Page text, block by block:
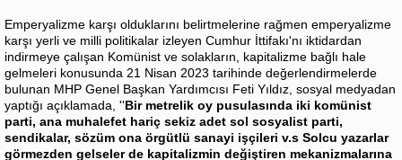
Emperyalizme karşı olduklarını belirtmelerine rağmen emperyalizme
karşı yerli ve milli politikalar izleyen Cumhur İttifakı'nı iktidardan
indirmeye çalışan Komünist ve solakların, kapitalizme bağlı hale
gelmeleri konusunda 21 Nisan 2023 tarihinde değerlendirmelerde
bulunan MHP Genel Başkan Yardımcısı Feti Yıldız, sosyal medyadan
yaptığı açıklamada, ''Bir metrelik oy pusulasında iki komünist
parti, ana muhalefet hariç sekiz adet sol sosyalist parti,
sendikalar, sözüm ona örgütlü sanayi işçileri v.s Solcu yazarlar
görmezden gelseler de kapitalizmin değiştiren mekanizmalarına